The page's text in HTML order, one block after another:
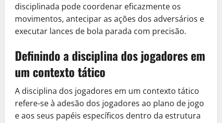
disciplinada pode coordenar eficazmente os
movimentos, antecipar as ações dos adversários e
executar lances de bola parada com precisão.
Definindo a disciplina dos jogadores em
um contexto tático
A disciplina dos jogadores em um contexto tático
refere-se à adesão dos jogadores ao plano de jogo
e aos seus papéis específicos dentro da estrutura